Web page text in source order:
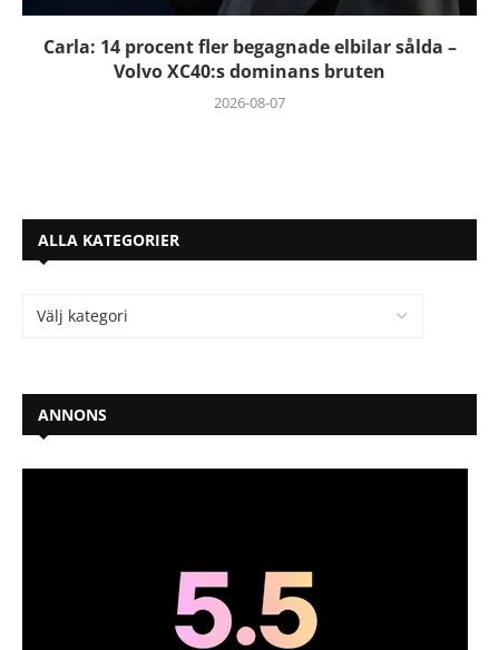
Carla: 14 procent fler begagnade elbilar sålda –
Volvo XC40:s dominans bruten
2026-08-07
ALLA KATEGORIER
ANNONS